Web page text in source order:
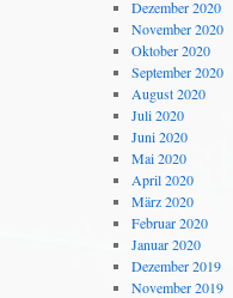
Dezember 2020
November 2020
Oktober 2020
September 2020
August 2020
Juli 2020
Juni 2020
Mai 2020
April 2020
März 2020
Februar 2020
Januar 2020
Dezember 2019
November 2019